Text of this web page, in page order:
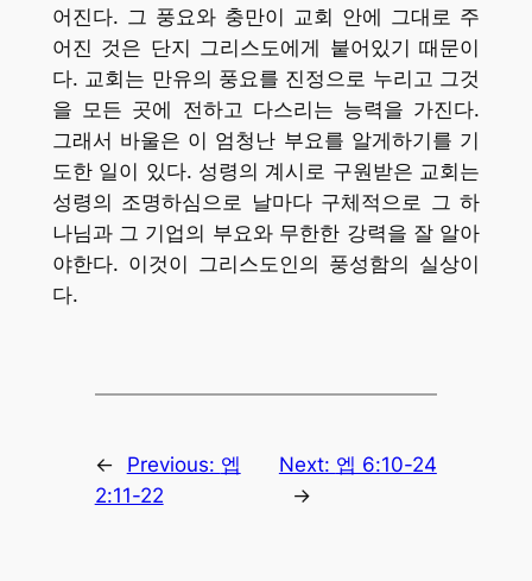
어진다. 그 풍요와 충만이 교회 안에 그대로 주
어진 것은 단지 그리스도에게 붙어있기 때문이
다. 교회는 만유의 풍요를 진정으로 누리고 그것
을 모든 곳에 전하고 다스리는 능력을 가진다.
그래서 바울은 이 엄청난 부요를 알게하기를 기
도한 일이 있다. 성령의 계시로 구원받은 교회는
성령의 조명하심으로 날마다 구체적으로 그 하
나님과 그 기업의 부요와 무한한 강력을 잘 알아
야한다. 이것이 그리스도인의 풍성함의 실상이
다.
← Previous: 엡
2:11-22
Next: 엡 6:10-24
→